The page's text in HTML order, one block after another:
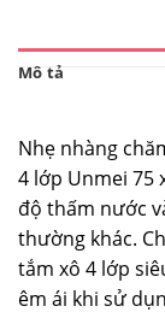
Mô tả
Nhẹ nhàng
4 lớp Unmei 75
độ thấm nước
thường khác.
tắm xô 4 lớp
êm ái khi sử